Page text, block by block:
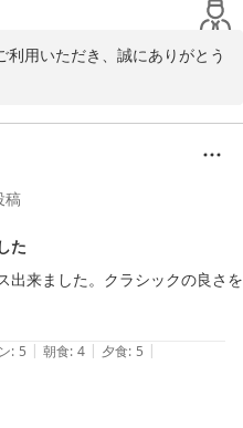
用いただき、誠にありがとう
けたとの事、またお料理につき
大変嬉しく存じます。
楽しみいただけたことは、私
。
在の中で、当館ならではの時
幸いです。
稿
た
出来ました。クラシックの良さを
: 5 | 朝食: 4 | 夕食: 5 |